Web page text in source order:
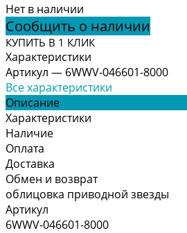
Нет в наличии
Сообщить о наличии
КУПИТЬ В 1 КЛИК
Характеристики
Артикул — 6WWV-046601-8000
Все характеристики
Описание
Характеристики
Наличие
Оплата
Доставка
Обмен и возврат
облицовка приводной звезды
Артикул
6WWV-046601-8000